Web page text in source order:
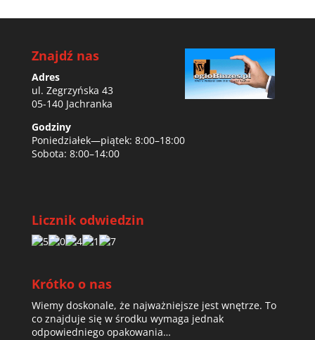
Znajdź nas
Adres
ul. Zegrzyńska 43
05-140 Jachranka
Godziny
Poniedziałek—piątek: 8:00–18:00
Sobota: 8:00–14:00
Licznik odwiedzin
Krótko o nas
Wiemy doskonale, że najważniejsze jest wnętrze. To
co znajduje się w środku wymaga jednak
odpowiedniego opakowania…